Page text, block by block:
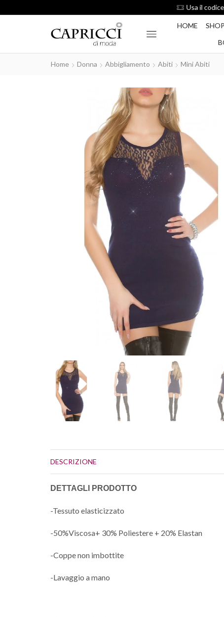
HOME SHOP
Home Donna Abbigliamento Abiti Mini Abiti
DESCRIZIONE
DETTAGLI PRODOTTO
-Tessuto elasticizzato
-50%Viscosa+ 30% Poliestere + 20% Elastan
-Coppe non imbottite
-Lavaggio a mano